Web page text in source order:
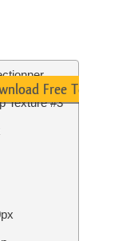
Texture #3
Free Texture